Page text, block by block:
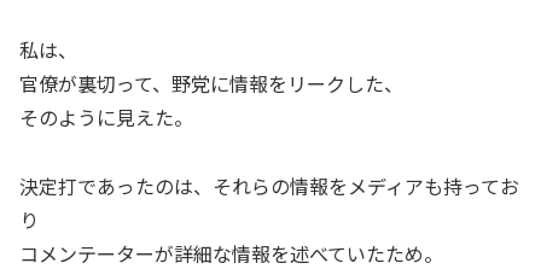
私は、
官僚が裏切って、野党に情報をリークした、
そのように見えた。
決定打であったのは、それらの情報をメディアも持ってお
り
コメンテーターが詳細な情報を述べていたため。